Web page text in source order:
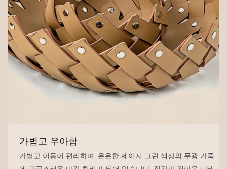
가볍고 우아함
가볍고 이동이 편리하며, 은은한 세이지 그린 색상의 무광 가죽